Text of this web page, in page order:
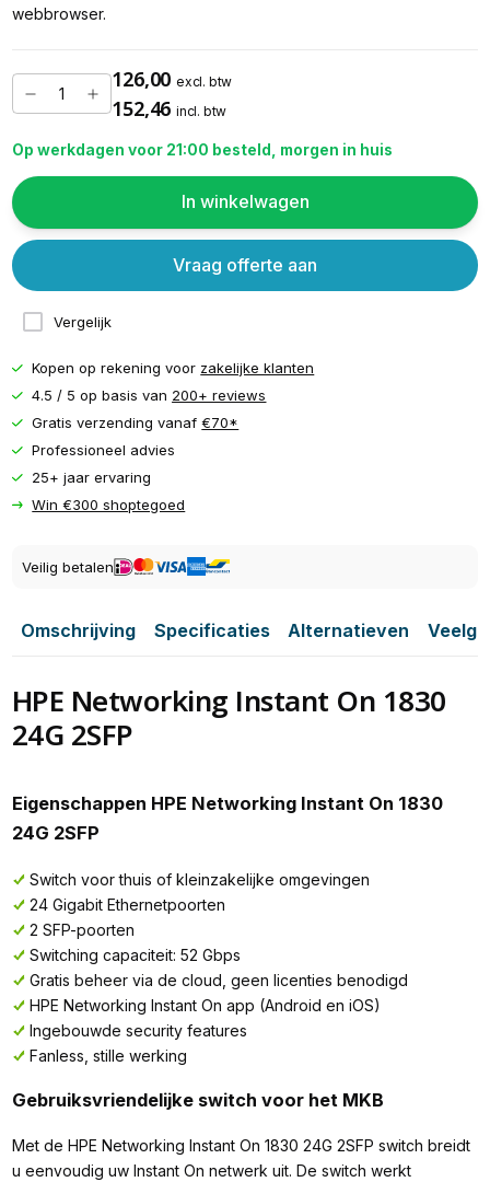
webbrowser.
126,00 excl. btw
152,46 incl. btw
Op werkdagen voor 21:00 besteld, morgen in huis
In winkelwagen
Vergelijk
Vraag offerte aan
Kopen op rekening voor zakelijke klanten
4.5 / 5 op basis van 200+ reviews
Gratis verzending vanaf€70*
Professioneel advies
25+ jaar ervaring
Win €300 shoptegoed
Veilig betalen
Omschrijving Specificaties Alternatieven
HPE Networking Instant On 1830
24G 2SFP
Eigenschappen HPE Networking Instant On 1830
24G 2SFP
Switch voor thuis of kleinzakelijke omgevingen
24 Gigabit Ethernetpoorten
2 SFP-poorten
Switching capaciteit: 52 Gbps
Gratis beheer via de cloud, geen licenties benodigd
HPE Networking Instant On app (Android en iOS)
Ingebouwde security features
Fanless, stille werking
Gebruiksvriendelijke switch voor het MKB
Met de HPE Networking Instant On 1830 24G 2SFP switch breidt
u eenvoudig uw Instant On netwerk uit. De switch werkt